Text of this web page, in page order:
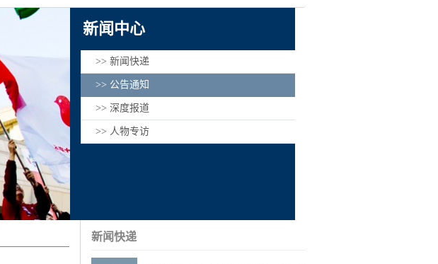
新闻中心
>> 新闻快递
>> 公告通知
>> 深度报道
>> 人物专访
新闻快递